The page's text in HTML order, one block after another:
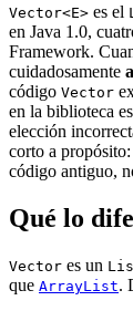
Vector<E> es el
en Java 1.0,
Framework.
cuidadosamente
código Vector
en la biblioteca
elección
corto a propósito:
código antiguo,
Qué lo
Vector es un
que ArrayList.